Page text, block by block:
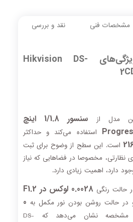
مشخصات فنی نقد و بررسی
مشخصات و ویژگی‌های Hikvision DS-
مدل از
سنسور 1/1.8 اینچ
استفاده می‌کند و حداکثر
است. این سطح از وضوح برای ثبت
نظارتی، مخصوصا در فضاهایی که نیاز
دارد، اهمیت زیادی دارد.
حالت رنگی
0.0028 لوکس در F1.2
حالت روشن بودن نور مکمل به 0
می‌رسد. این مشخصه نشان می‌دهد که DS-